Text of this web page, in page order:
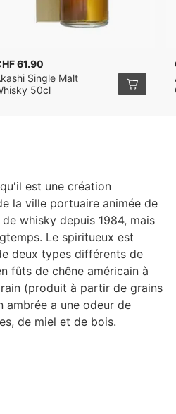
est une création
la ville portuaire animée de
whisky depuis 1984, mais
Le spiritueux est
deux types différents de
fûts de chêne américain à
(produit à partir de grains
ambrée a une odeur de
de miel et de bois.
61.90
Single Malt
50cl